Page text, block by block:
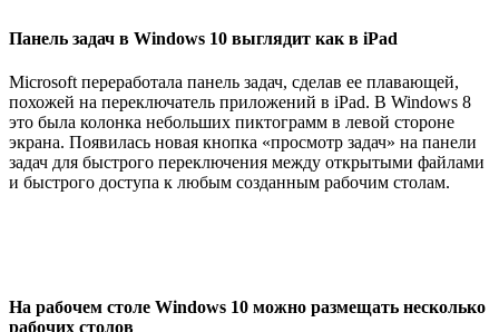
Панель задач в Windows 10 выглядит как в iPad
Microsoft переработала панель задач, сделав ее плавающей,
похожей на переключатель приложений в iPad. В Windows 8
это была колонка небольших пиктограмм в левой стороне
экрана. Появилась новая кнопка «просмотр задач» на панели
задач для быстрого переключения между открытыми файлами
и быстрого доступа к любым созданным рабочим столам.
На рабочем столе Windows 10 можно размещать несколько
рабочих столов